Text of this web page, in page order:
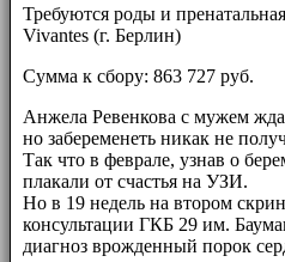
Требуются роды и
Vivantes (г. Берлин)
Сумма к сбору: 863 727 руб.
Анжела Ревенкова с мужем
но забеременеть никак не
Так что в феврале, узнав о
плакали от счастья на УЗИ.
Но в 19 недель на втором
консультации ГКБ 29 им.
диагноз врожденный порок